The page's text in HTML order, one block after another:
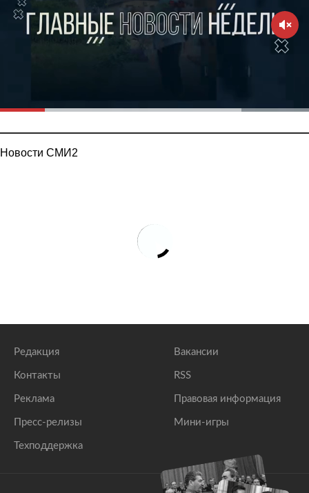
Новости СМИ2
Редакция
Контакты
Реклама
Пресс-релизы
Техподдержка
Вакансии
RSS
Правовая информация
Мини-игры